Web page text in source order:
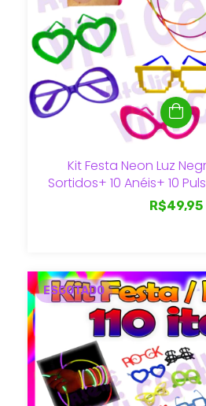
Kit Festa Neon Luz
Sortidos+ 10 Anéis+ 10
R$49,95
ESGOTADO